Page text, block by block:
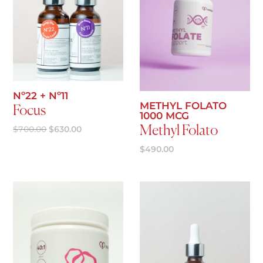
Agregar al carrito
Nº22 + Nº11
Focus
$700.00 Original
price
$630.00Current
Agregar al carrito
METHYL FOLATO
1000 MCG
Methyl Folato
$490.00